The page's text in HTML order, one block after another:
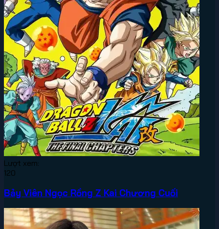
Lượt xem:
120
Bảy Viên Ngọc Rồng Z Kai Chương Cuối